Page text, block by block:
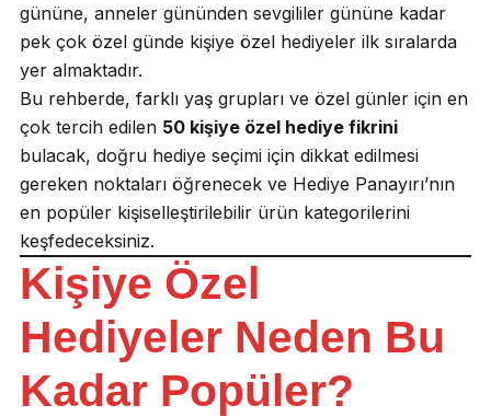
gününe, anneler gününden sevgililer gününe kadar
pek çok özel günde kişiye özel hediyeler ilk sıralarda
yer almaktadır.
Bu rehberde, farklı yaş grupları ve özel günler için en
çok tercih edilen 50 kişiye özel hediye fikrini
bulacak, doğru hediye seçimi için dikkat edilmesi
gereken noktaları öğrenecek ve Hediye Panayırı’nın
en popüler kişiselleştirilebilir ürün kategorilerini
keşfedeceksiniz.
Kişiye Özel
Hediyeler Neden Bu
Kadar Popüler?